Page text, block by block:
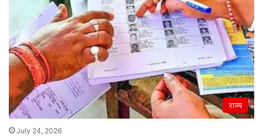
राज्य
July 24, 2026